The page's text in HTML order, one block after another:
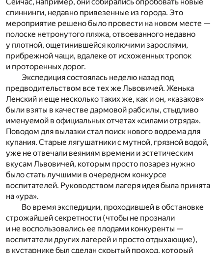
спиннинги, недавно привезенные из города. Это
мероприятие решено было провести на новом месте —
полоске нетронутого пляжа, отвоеванного недавно
у плотной, ощетинившейся колючими зарослями,
прибрежной чащи, вдалеке от исхоженных тропок
и проторенных дорог.
Экспедиция состоялась неделю назад под
предводительством все тех же Львовичей. Женька
Ленский и еще несколько таких же, как и он, «казаков»
были взяты в качестве дармовой рабсилы, стыдливо
именуемой в официальных отчетах «силами отряда».
Поводом для вылазки стал поиск нового водоема для
купания. Старые лягушатники с мутной, грязной водой,
уже не отвечали веяниям времени и эстетическим
вкусам Львовичей, которым просто позарез нужно
было стать лучшими в очередном конкурсе
воспитателей. Руководством лагеря идея была принята
на «ура».
Во время экспедиции, проходившей в обстановке
строжайшей секретности (чтобы не прознали
и не воспользовались ее плодами конкуренты —
воспитатели других лагерей и просто отдыхающие),
в кустарнике был сделан скрытый проход, который